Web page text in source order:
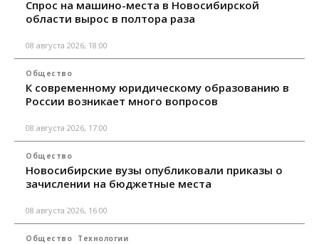
Спрос на машино-места в Новосибирской
области вырос в полтора раза
08 августа 2026, 18:00
Общество
К современному юридическому образованию в
России возникает много вопросов
08 августа 2026, 17:00
Общество
Новосибирские вузы опубликовали приказы о
зачислении на бюджетные места
08 августа 2026, 16:00
Общество Технологии